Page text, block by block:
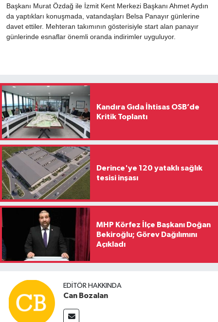
Başkanı Murat Özdağ ile İzmit Kent Merkezi Başkanı Ahmet Aydın
da yaptıkları konuşmada, vatandaşları Belsa Panayır günlerine
davet ettiler. Mehteran takımının gösterisiyle start alan panayır
günlerinde esnaflar önemli oranda indirimler uyguluyor.
Kandıra Gıda İhtisas OSB’de
Kritik Toplantı
Derince'ye 120 yataklı sağlık
tesisi inşası
MHP Körfez İlçe Başkanı Doğan
Bekiroğlu; Görev Dağılımını
Açıkladı
EDITÖR HAKKINDA
Can Bozalan